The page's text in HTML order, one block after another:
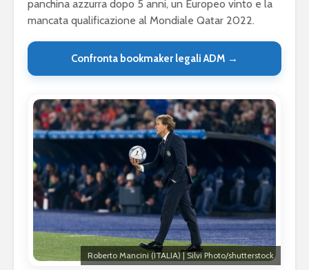
panchina azzurra dopo 5 anni, un Europeo vinto e la
mancata qualificazione al Mondiale Qatar 2022.
Confronta bookmaker legali ADM →
Roberto Mancini (ITALIA) | Silvi Photo/shutterstock